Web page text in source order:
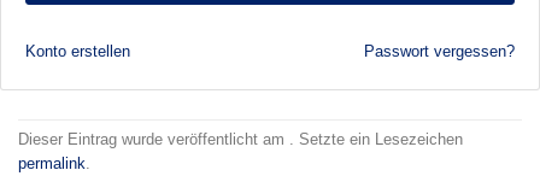
Konto erstellen Passwort vergessen?
Dieser Eintrag wurde veröffentlicht am . Setzte ein Lesezeichen
permalink.